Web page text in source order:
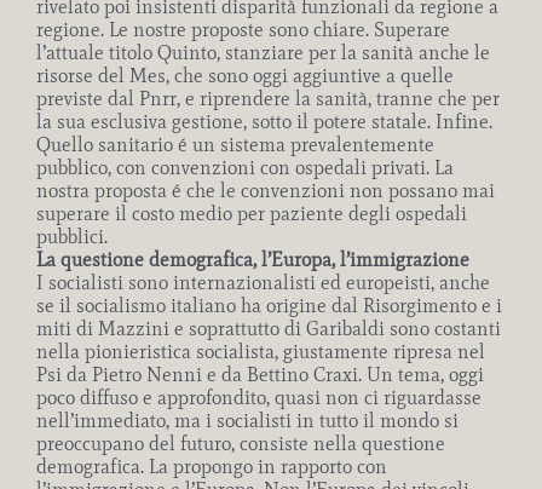
rivelato poi insistenti disparità funzionali da regione a
regione. Le nostre proposte sono chiare. Superare
l’attuale titolo Quinto, stanziare per la sanità anche le
risorse del Mes, che sono oggi aggiuntive a quelle
previste dal Pnrr, e riprendere la sanità, tranne che per
la sua esclusiva gestione, sotto il potere statale. Infine.
Quello sanitario é un sistema prevalentemente
pubblico, con convenzioni con ospedali privati. La
nostra proposta é che le convenzioni non possano mai
superare il costo medio per paziente degli ospedali
pubblici.
La questione demografica, l’Europa, l’immigrazione
I socialisti sono internazionalisti ed europeisti, anche
se il socialismo italiano ha origine dal Risorgimento e i
miti di Mazzini e soprattutto di Garibaldi sono costanti
nella pionieristica socialista, giustamente ripresa nel
Psi da Pietro Nenni e da Bettino Craxi. Un tema, oggi
poco diffuso e approfondito, quasi non ci riguardasse
nell’immediato, ma i socialisti in tutto il mondo si
preoccupano del futuro, consiste nella questione
demografica. La propongo in rapporto con